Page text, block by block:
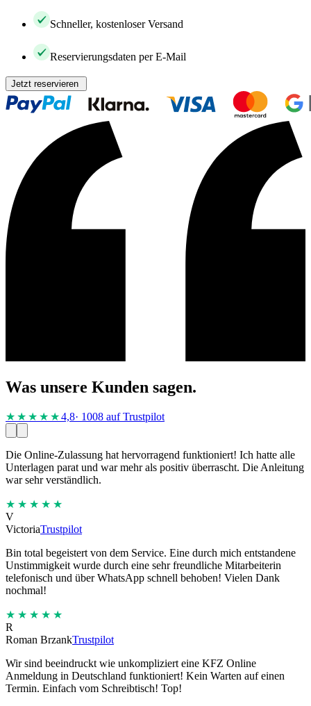
Schneller, kostenloser Versand
Reservierungsdaten per E-Mail
Jetzt reservieren
Was unsere Kunden sagen.
★★★★ ★4,8· 1008 auf Trustpilot
Die Online-Zulassung hat hervorragend funktioniert! Ich hatte alle
Unterlagen parat und war mehr als positiv überrascht. Die Anleitung
war sehr verständlich.
★★★★★
V
VictoriaTrustpilot
Bin total begeistert von dem Service. Eine durch mich entstandene
Unstimmigkeit wurde durch eine sehr freundliche Mitarbeiterin
telefonisch und über WhatsApp schnell behoben! Vielen Dank
nochmal!
★★★★★
R
Roman BrzankTrustpilot
Wir sind beeindruckt wie unkompliziert eine KFZ Online
Anmeldung in Deutschland funktioniert! Kein Warten auf einen
Termin. Einfach vom Schreibtisch! Top!